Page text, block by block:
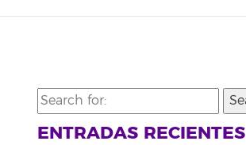
Search
for:
ENTRADAS RECIENTES